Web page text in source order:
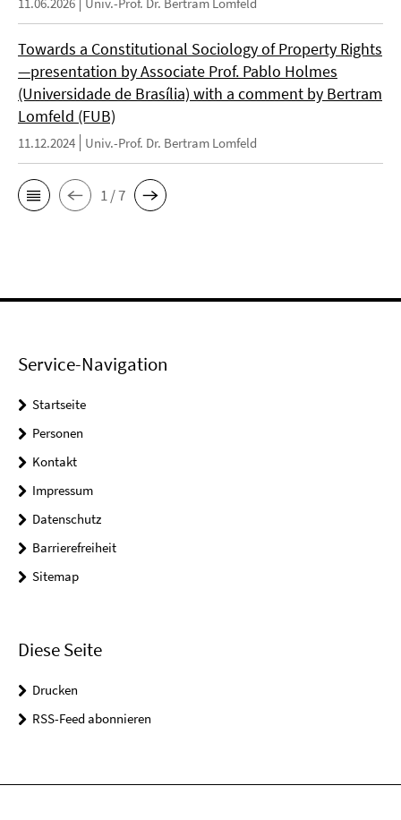
Towards a Constitutional Sociology of Property Rights
—presentation by Associate Prof. Pablo Holmes
(Universidade de Brasília) with a comment by Bertram
Lomfeld (FUB)
11.12.2024 Univ.-Prof. Dr. Bertram Lomfeld
1 / 7
Service-Navigation
Startseite
Personen
Kontakt
Impressum
Datenschutz
Barrierefreiheit
Sitemap
Diese Seite
Drucken
RSS-Feed abonnieren